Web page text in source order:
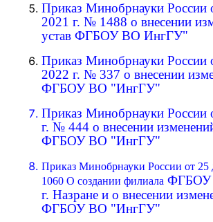
Приказ Минобрнауки России
2021 г. № 1488 о внесении
устав ФГБОУ ВО ИнгГУ"
Приказ Минобрнауки России
2022 г. № 337 о внесении
ФГБОУ ВО "ИнгГУ"
Приказ Минобрнауки России
г. № 444 о внесении
ФГБОУ ВО "ИнгГУ"
Приказ Минобрнауки России от 25
1060 О создании филиала ФГБОУ
г. Назране и о внесении
ФГБОУ ВО "ИнгГУ"